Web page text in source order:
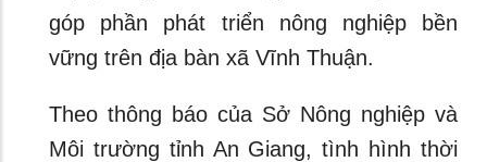
góp phần phát triển nông nghiệp bền
vững trên địa bàn xã Vĩnh Thuận.
Theo thông báo của Sở Nông nghiệp và
Môi trường tỉnh An Giang, tình hình thời